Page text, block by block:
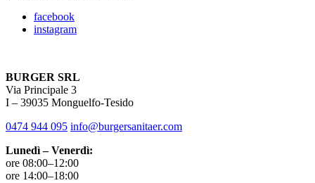
facebook
instagram
BURGER SRL
Via Principale 3
I – 39035 Monguelfo-Tesido
0474 944 095 info@burgersanitaer.com
Lunedì – Venerdì:
ore 08:00–12:00
ore 14:00–18:00